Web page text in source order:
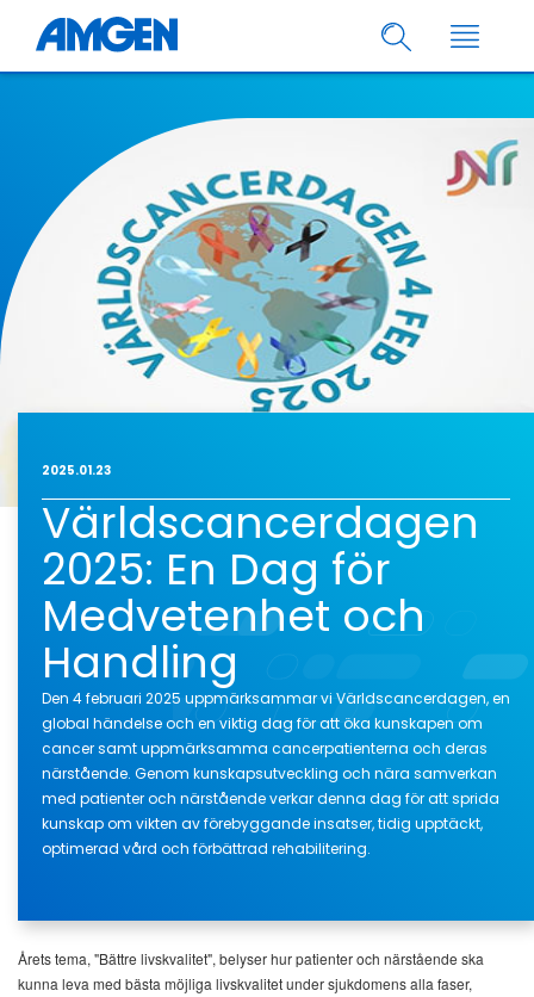
2025.01.23
Världscancerdagen
2025: En Dag för
Medvetenhet och
Handling
Den 4 februari 2025 uppmärksammar vi Världscancerdagen, en
global händelse och en viktig dag för att öka kunskapen om
cancer samt uppmärksamma cancerpatienterna och deras
närstående. Genom kunskapsutveckling och nära samverkan
med patienter och närstående verkar denna dag för att sprida
kunskap om vikten av förebyggande insatser, tidig upptäckt,
optimerad vård och förbättrad rehabilitering.
Årets tema, "Bättre livskvalitet", belyser hur patienter och närstående ska
kunna leva med bästa möjliga livskvalitet under sjukdomens alla faser,